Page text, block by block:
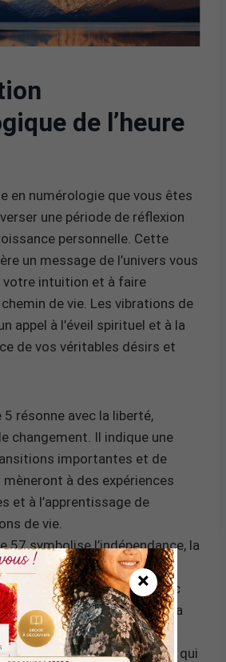
de l’heure
en numérologie que vous êtes
une période de réflexion
personnelle. Cette
un message de l’univers vous
intuition et à faire
de vie. Les vibrations de
appel à l’éveil spirituel et à la
de vos véritables désirs et
résonne avec la liberté,
changement. Il indique une
importantes et de
à des expériences
et à l’apprentissage de
de vie.
57 symbolise l’indépendance, la
quête de connaissances. Il
suivre son propre chemin avec
à utiliser son intelligence et sa
surmonter les obstacles.
somme de 5+5+7 égale 17, qui
×